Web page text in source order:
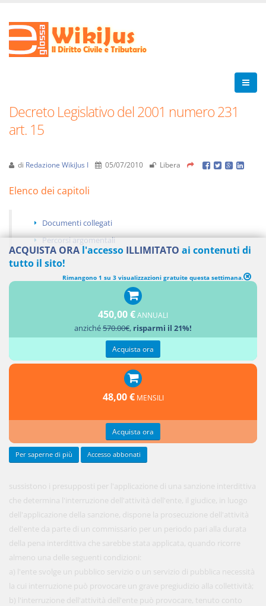
Decreto Legislativo del 2001 numero 231
art. 15
di Redazione WikiJus I 05/07/2010 Libera
Elenco dei capitoli
Documenti collegati
Percorsi argomentali
COMMISSARIO GIUDIZIALE
sussistono i presupposti per l'applicazione di una sanzione interdittiva
che determina l'interruzione dell'attività dell'ente, il giudice, in luogo
dell'applicazione della sanzione, dispone la prosecuzione dell'attività
dell'ente da parte di un commissario per un periodo pari alla durata
della pena interdittiva che sarebbe stata applicata, quando ricorre
almeno una delle seguenti condizioni:
a) l'ente svolge un pubblico servizio o un servizio di pubblica necessità
la cui interruzione può provocare un grave pregiudizio alla collettività;
b) l'interruzione dell'attività dell'ente può provocare, tenuto conto
ACQUISTA ORA l'accesso ILLIMITATO ai contenuti di
tutto il sito!
Rimangono 1 su 3 visualizzazioni gratuite questa settimana.
450,00 €ANNUALI
anziché570.00€, risparmi il 21%!
Acquista ora
48,00 € MENSILI
Acquista ora
Per saperne di più Accesso abbonati